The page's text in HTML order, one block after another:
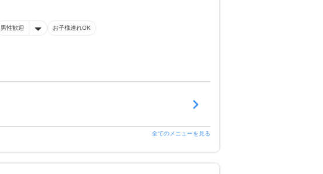
男性歓迎 お子様連れOK
全てのメニューを見る